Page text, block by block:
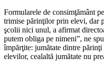
Formularele de consimţământ
trimise părinţilor prin elevi, dar
şcolii nici unul, a afirmat
putem obliga pe nimeni”, ne
împărţite: jumătate dintre părinţi
elevilor, cealaltă jumătate nu